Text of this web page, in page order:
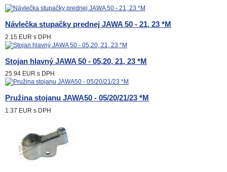
Návlečka stupačky prednej JAWA 50 - 21, 23 *M
2.15 EUR s DPH
Stojan hlavný JAWA 50 - 05,20, 21, 23 *M
25.94 EUR s DPH
Pružina stojanu JAWA50 - 05/20/21/23 *M
1.37 EUR s DPH